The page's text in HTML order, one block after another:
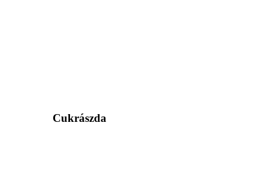
Cukrászda